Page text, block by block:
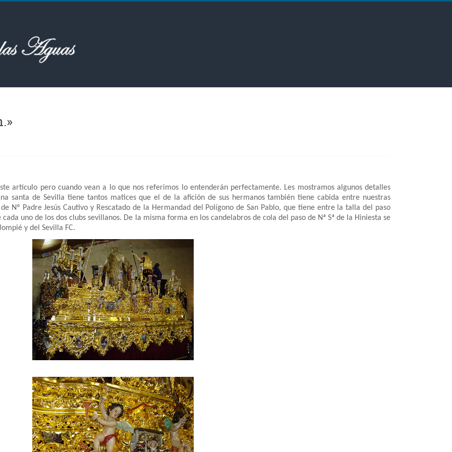
artículo pero cuando vean a lo que nos referimos lo entenderán perfectamente. Les mostramos algunos detalles
santa de Sevilla tiene tantos matices que el de la afición de sus hermanos también tiene cabida entre nuestras
Nº Padre Jesús Cautivo y Rescatado de la Hermandad del Polígono de San Pablo, que tiene entre la talla del paso
uno de los dos clubs sevillanos. De la misma forma en los candelabros de cola del paso de Nª Sª de la Hiniesta se
y del Sevilla FC.